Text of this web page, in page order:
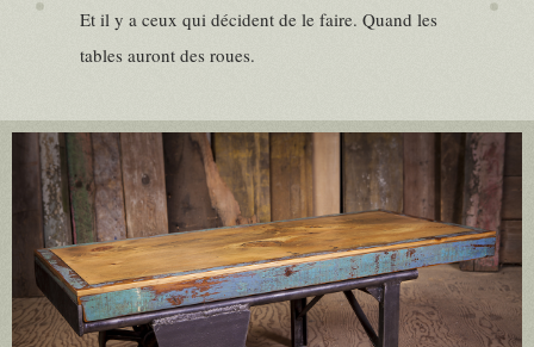
Et il y a ceux qui décident de le faire. Quand les
tables auront des roues.